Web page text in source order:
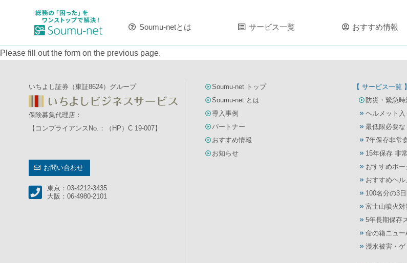
Soumu-netとは サービス一覧 おすすめ情報
Please fill out the form on the previous page.
いちよし証券（東証8624）グループ
保険募集代理店：
【コンプライアンスNo.：（HP）C 19-007】
お問い合わせ
東京：03-4212-3435
大阪：06-4980-2101
Soumu-net トップ
Soumu-net とは
導入事例
パートナー
おすすめ情報
お知らせ
【 サービス一覧 】
防災・緊急時
ヘルメット
最低限必要な
7年保存非常
15年保存 非
おすすめポ
おすすめヘ
100名分の3
富士山噴火対
5年長期保存
命の箱ニュー
浸水被害・